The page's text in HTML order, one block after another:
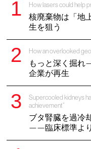
How lasers could help
核廃棄物は「地
生を狙う
How an overlooked
もっと深く掘
企業が再生
Supercooled kidneys
achievement”
ブタ腎臓を過冷
——臨床標準よ